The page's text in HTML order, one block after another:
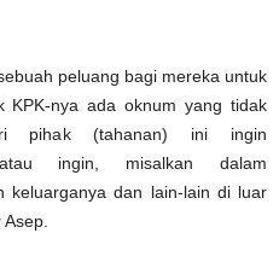
peluang bagi mereka untuk
KPK-nya ada oknum yang tidak
pihak (tahanan) ini ingin
ingin, misalkan dalam
keluarganya dan lain-lain di luar